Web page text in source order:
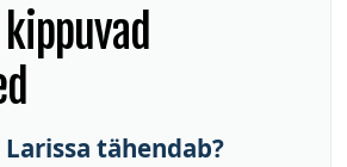
tähendab?